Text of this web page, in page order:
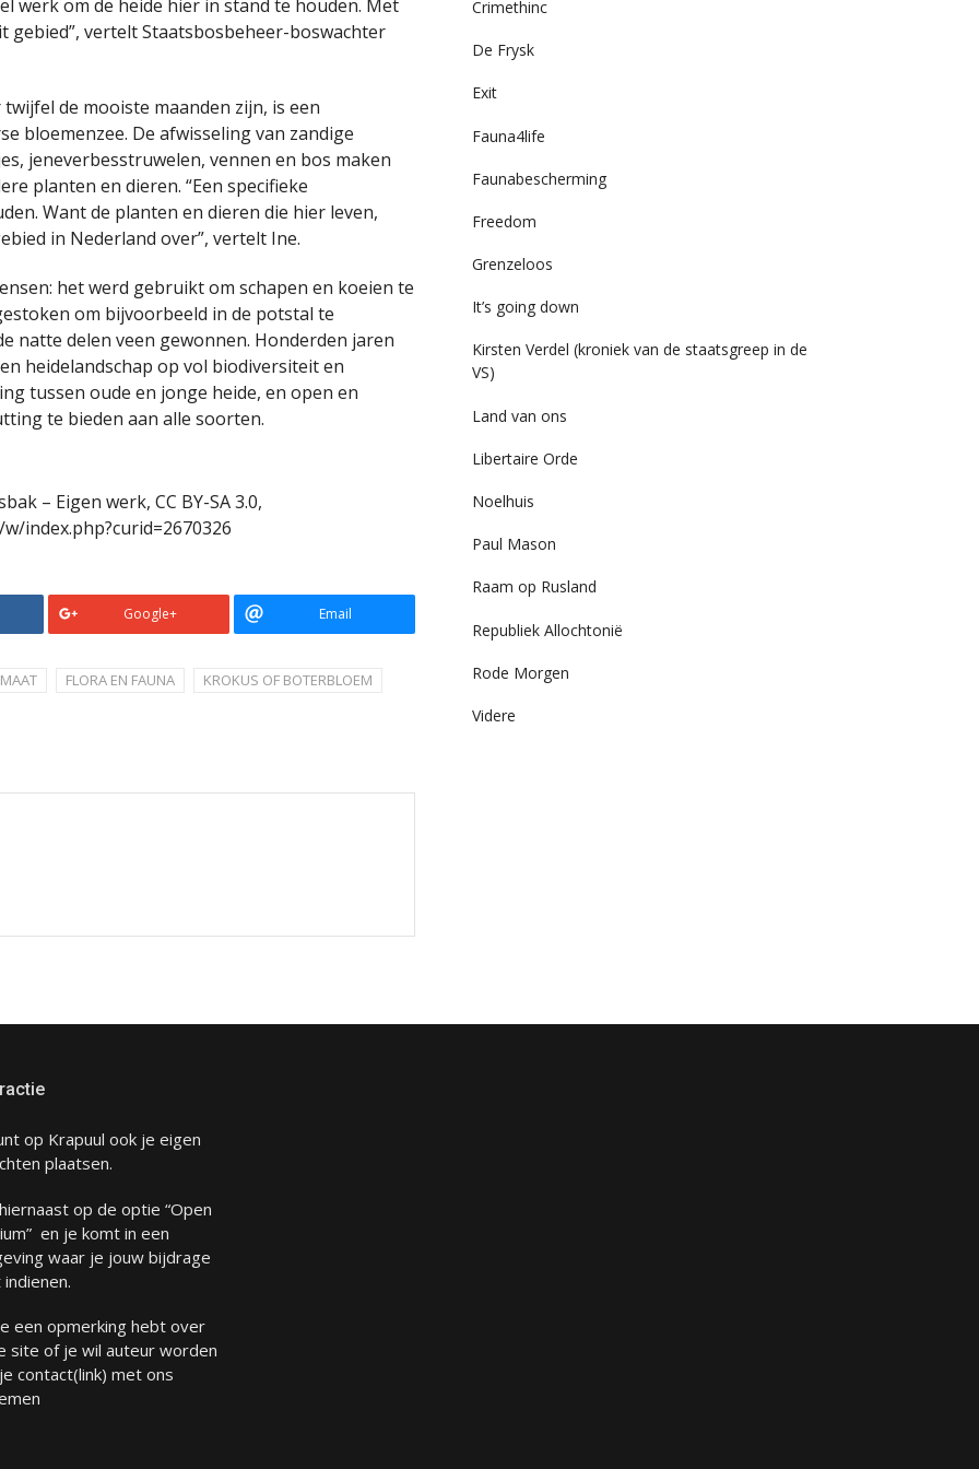
werk om de heide hier in stand te houden. Met
vertelt Staatsbosbeheer-boswachter
de mooiste maanden zijn, is een
bloemenzee. De afwisseling van zandige
jeneverbesstruwelen, vennen en bos maken
planten en dieren. “Een specifieke
Want de planten en dieren die hier leven,
in Nederland over”, vertelt Ine.
het werd gebruikt om schapen en koeien te
om bijvoorbeeld in de potstal te
natte delen veen gewonnen. Honderden jaren
heidelandschap op vol biodiversiteit en
tussen oude en jonge heide, en open en
te bieden aan alle soorten.
– Eigen werk, CC BY-SA 3.0,
index.php?curid=2670326
Google+ Email
FLORA EN FAUNA KROKUS OF BOTERBLOEM
Crimethinc
De Frysk
Exit
Fauna4life
Faunabescherming
Freedom
Grenzeloos
It’s going down
Kirsten Verdel (kroniek van de staatsgreep in de
VS)
Land van ons
Libertaire Orde
Noelhuis
Paul Mason
Raam op Rusland
Republiek Allochtonië
Rode Morgen
Videre
op Krapuul ook je eigen
plaatsen.
op de optie “Open
en je komt in een
waar je jouw bijdrage
een opmerking hebt over
site of je wil auteur worden
contact(link) met ons